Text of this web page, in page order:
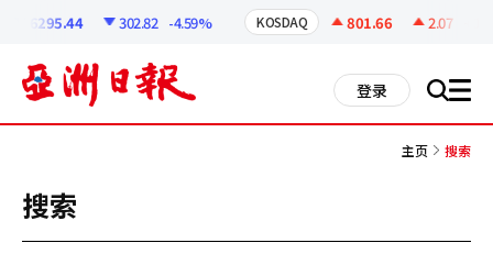
6295.44 302.82 -4.59% KOSDAQ 801.66 2.07
登录 搜 all
主页 搜索
搜索